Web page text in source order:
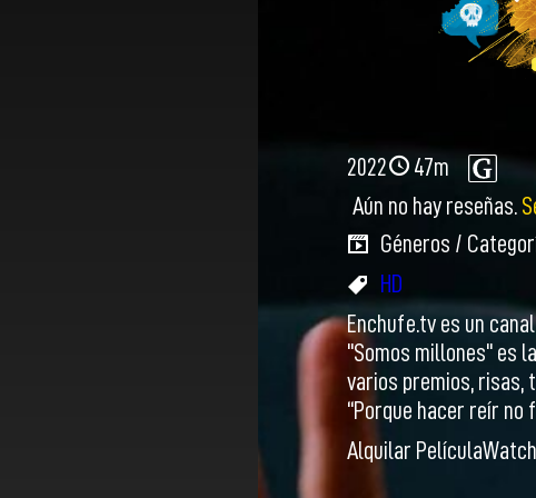
2022
47m
Aún no hay reseñas.
Géneros /
HD
Enchufe.tv es un
"Somos millones" es
varios premios, risas,
“Porque hacer reír no
Alquilar Película